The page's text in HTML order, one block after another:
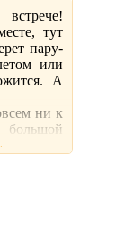
тут
пару-
или
А
ни к
большой